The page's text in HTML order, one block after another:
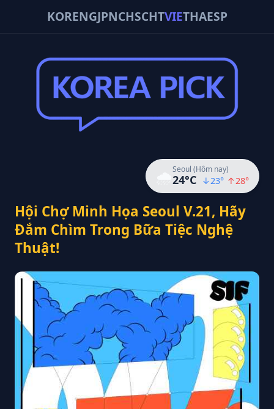
KORENGJPNCHSCHTVIETHAESP
Seoul (Hôm nay)
24°C ↓23° ↑28°
Hội Chợ Minh Họa Seoul V.21, Hãy
Đắm Chìm Trong Bữa Tiệc Nghệ
Thuật!